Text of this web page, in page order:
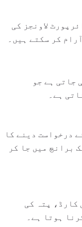
لاونجز کی
کر سکتے ہیں۔
جاتی ہے جو
ہے۔
درخواست دینے کا
برانچ میں جا کر
کارڈ، پتہ کی
ہوتا ہے۔